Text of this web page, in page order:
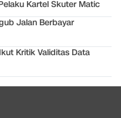
Kartel Skuter Matic
Jalan Berbayar
Kritik Validitas Data